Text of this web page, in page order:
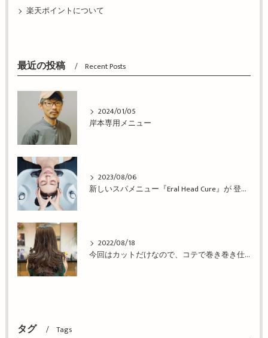
楽天ポイントについて
最近の投稿 Recent Posts
2024/01/05
岸本専用メニュー
2023/08/06
新しいスパメニュー『Eral Head Cure』が 登場！姫路市の美容院BEREA(ベレア)はお客様のキレイを叶える美容室／ヘアサロン
2022/08/18
今回はカットだけなので、コテで巻き巻き仕上げ！姫路市の美容院BEREA(ベレア)はお客様のキレイを叶える美容室／ヘアサロン
タグ Tags